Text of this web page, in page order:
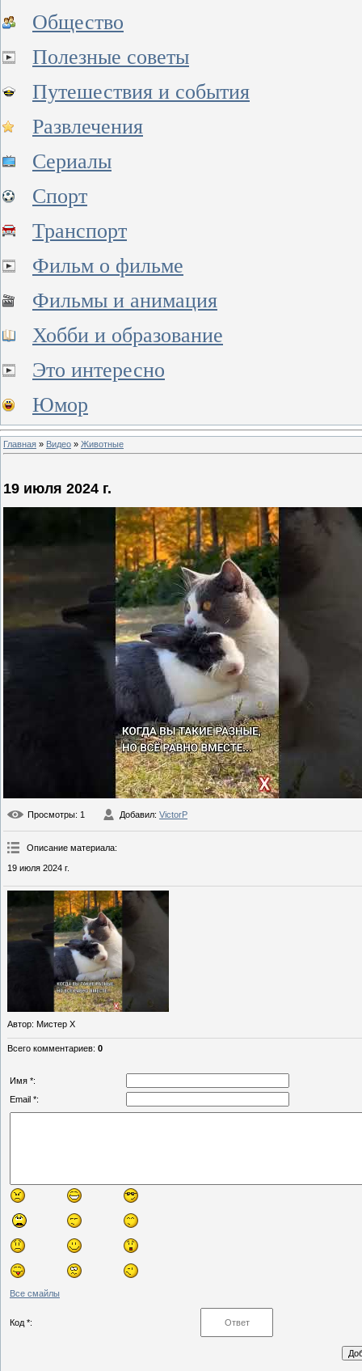
Общество
Полезные советы
Путешествия и события
Развлечения
Сериалы
Спорт
Транспорт
Фильм о фильме
Фильмы и анимация
Хобби и образование
Это интересно
Юмор
Главная » Видео » Животные
19 июля 2024 г.
Просмотры: 1 Добавил: VictorP
Описание материала:
19 июля 2024 г.
Автор: Мистер Х
Всего комментариев: 0
Имя *:
Email *:
Все смайлы
Код *: